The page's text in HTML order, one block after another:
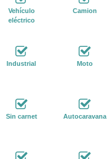
Vehículo
eléctrico
Camion
Industrial Moto
Sin carnet Autocaravana